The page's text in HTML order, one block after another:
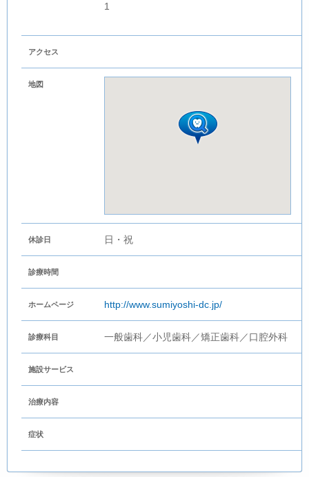
1
アクセス
地図
休診日 日・祝
診療時間
ホームページ http://www.sumiyoshi-dc.jp/
診療科目 一般歯科／小児歯科／矯正歯科／口腔外科
施設サービス
治療内容
症状